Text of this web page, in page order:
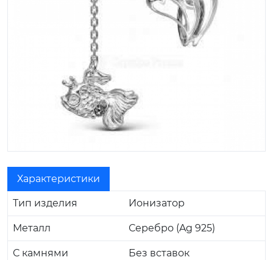
Характеристики
Тип изделия Ионизатор
Металл Серебро (Ag 925)
С камнями Без вставок